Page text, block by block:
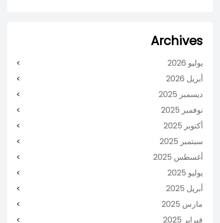
Archives
يوليو 2026
أبريل 2026
ديسمبر 2025
نوفمبر 2025
أكتوبر 2025
سبتمبر 2025
أغسطس 2025
يوليو 2025
أبريل 2025
مارس 2025
فبراير 2025